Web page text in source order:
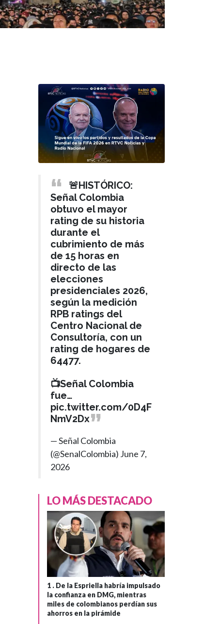
🚨HISTÓRICO:
Señal Colombia
obtuvo el mayor
rating de su historia
durante el
cubrimiento de más
de 15 horas en
directo de las
elecciones
presidenciales 2026,
según la medición
RPB ratings del
Centro Nacional de
Consultoría, con un
rating de hogares de
64477.
📺Señal Colombia
fue…
pic.twitter.com/0D4F
NmV2Dx
— Señal Colombia
(@SenalColombia) June 7,
2026
LO MÁS DESTACADO
1 . De la Espriella habría impulsado
la confianza en DMG, mientras
miles de colombianos perdían sus
ahorros en la pirámide